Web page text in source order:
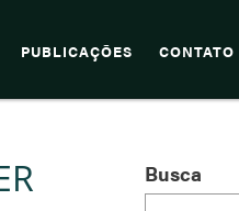
PUBLICAÇÕES CONTATO
Busca